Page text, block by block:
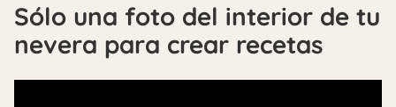
Sólo una foto del interior de tu
nevera para crear recetas